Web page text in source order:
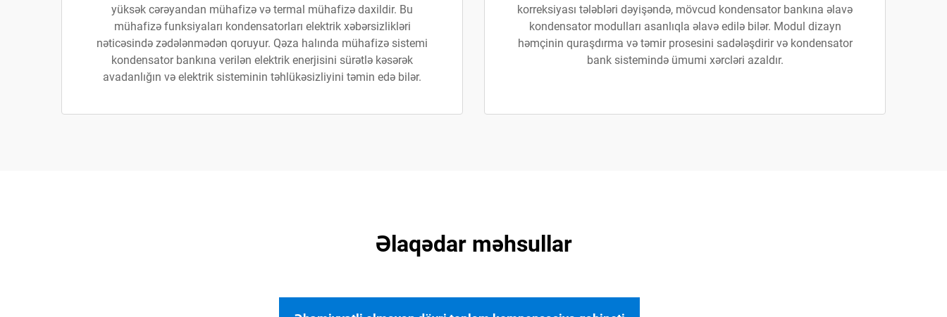
yüksək cərəyandan mühafizə və termal mühafizə daxildir. Bu
mühafizə funksiyaları kondensatorları elektrik xəbərsizlikləri
nəticəsində zədələnmədən qoruyur. Qəza halında mühafizə sistemi
kondensator bankına verilən elektrik enerjisini sürətlə kəsərək
avadanlığın və elektrik sisteminin təhlükəsizliyini təmin edə bilər.
korreksiyası tələbləri dəyişəndə, mövcud kondensator bankına əlavə
kondensator modulları asanlıqla əlavə edilə bilər. Modul dizayn
həmçinin quraşdırma və təmir prosesini sadələşdirir və kondensator
bank sistemində ümumi xərcləri azaldır.
Əlaqədar məhsullar